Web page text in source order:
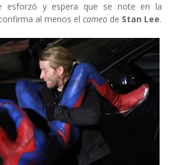
esforzó y espera que se note en la
al menos el cameo de Stan Lee.